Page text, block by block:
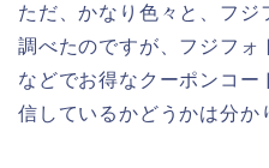
ただ、かなり色々と、フジ
調べたのですが、フジフォ
などでお得なクーポンコー
信しているかどうかは分か